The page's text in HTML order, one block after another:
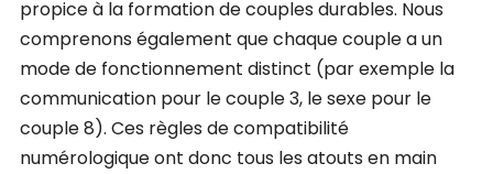
propice à la formation de couples durables. Nous
comprenons également que chaque couple a un
mode de fonctionnement distinct (par exemple la
communication pour le couple 3, le sexe pour le
couple 8). Ces règles de compatibilité
numérologique ont donc tous les atouts en main